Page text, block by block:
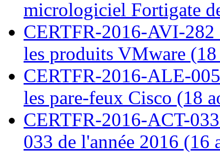
micrologiciel Fortigate
CERTFR-2016-AVI-
les produits VMware
CERTFR-2016-ALE-
les pare-feux Cisco (18
CERTFR-2016-ACT-
033 de l'année 2016 (16